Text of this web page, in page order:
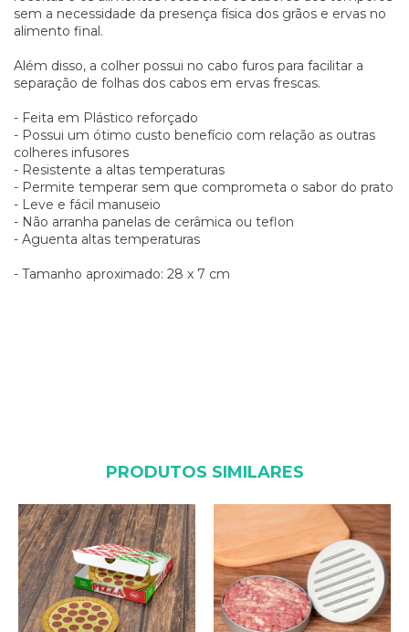
sem a necessidade da presença física dos grãos e ervas no
alimento final.
Além disso, a colher possui no cabo furos para facilitar a
separação de folhas dos cabos em ervas frescas.
- Feita em Plástico reforçado
- Possui um ótimo custo benefício com relação as outras
colheres infusores
- Resistente a altas temperaturas
- Permite temperar sem que comprometa o sabor do prato
- Leve e fácil manuseio
- Não arranha panelas de cerâmica ou teflon
- Aguenta altas temperaturas
- Tamanho aproximado: 28 x 7 cm
PRODUTOS SIMILARES